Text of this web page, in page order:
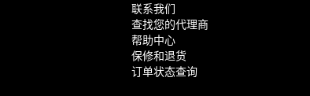
联系我们
查找您的代理商
帮助中心
保修和退货
订单状态查询